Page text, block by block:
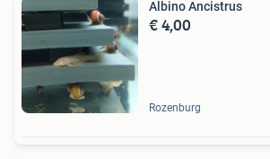
Albino Ancistrus
€ 4,00
Rozenburg